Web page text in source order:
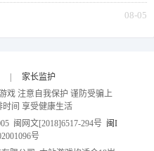
08-05
家长监护
戏 注意自我保护 谨防受骗上
时间 享受健康生活
闽网文[2018]6517-294号 闽I
号